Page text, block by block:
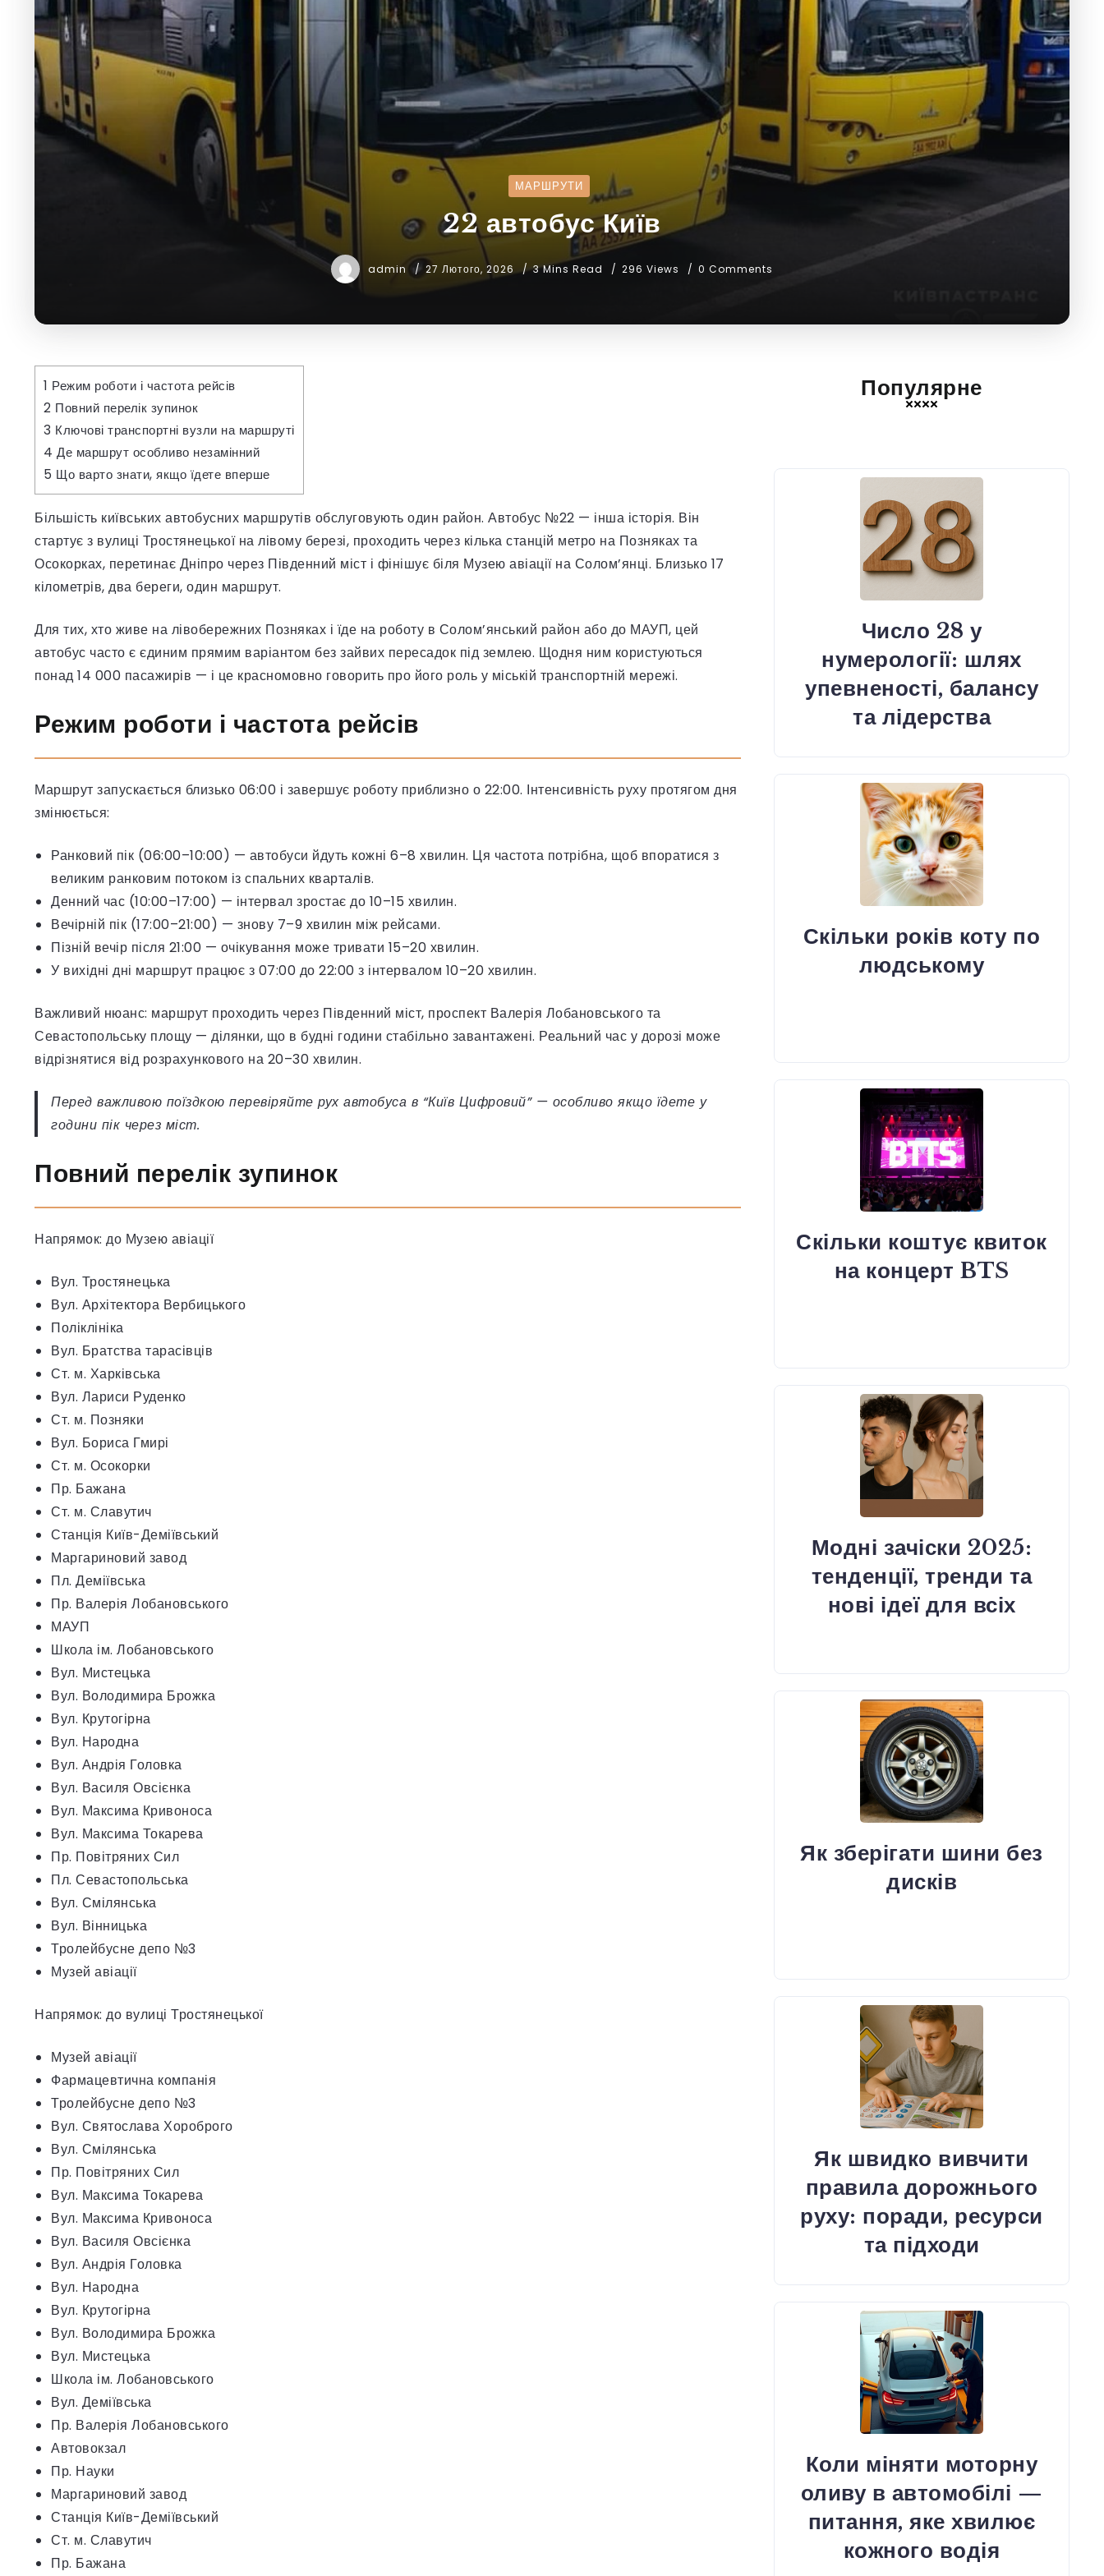
МАРШРУТИ
22 автобус Київ
admin 27 Лютого, 2026 3 Mins Read 296 Views 0 Comments
1 Режим роботи і частота рейсів
2 Повний перелік зупинок
3 Ключові транспортні вузли на маршруті
4 Де маршрут особливо незамінний
5 Що варто знати, якщо їдете вперше
Більшість київських автобусних маршрутів обслуговують один район. Автобус №22 — інша історія. Він
стартує з вулиці Тростянецької на лівому березі, проходить через кілька станцій метро на Позняках та
Осокорках, перетинає Дніпро через Південний міст і фінішує біля Музею авіації на Солом’янці. Близько 17
кілометрів, два береги, один маршрут.
Для тих, хто живе на лівобережних Позняках і їде на роботу в Солом’янський район або до МАУП, цей
автобус часто є єдиним прямим варіантом без зайвих пересадок під землею. Щодня ним користуються
понад 14 000 пасажирів — і це красномовно говорить про його роль у міській транспортній мережі.
Режим роботи і частота рейсів
Маршрут запускається близько 06:00 і завершує роботу приблизно о 22:00. Інтенсивність руху протягом дня
змінюється:
Ранковий пік (06:00–10:00) — автобуси йдуть кожні 6–8 хвилин. Ця частота потрібна, щоб впоратися з
великим ранковим потоком із спальних кварталів.
Денний час (10:00–17:00) — інтервал зростає до 10–15 хвилин.
Вечірній пік (17:00–21:00) — знову 7–9 хвилин між рейсами.
Пізній вечір після 21:00 — очікування може тривати 15–20 хвилин.
У вихідні дні маршрут працює з 07:00 до 22:00 з інтервалом 10–20 хвилин.
Важливий нюанс: маршрут проходить через Південний міст, проспект Валерія Лобановського та
Севастопольську площу — ділянки, що в будні години стабільно завантажені. Реальний час у дорозі може
відрізнятися від розрахункового на 20–30 хвилин.
Перед важливою поїздкою перевіряйте рух автобуса в “Київ Цифровий” — особливо якщо їдете у
години пік через міст.
Повний перелік зупинок
Напрямок: до Музею авіації
Вул. Тростянецька
Вул. Архітектора Вербицького
Поліклініка
Вул. Братства тарасівців
Ст. м. Харківська
Вул. Лариси Руденко
Ст. м. Позняки
Вул. Бориса Гмирі
Ст. м. Осокорки
Пр. Бажана
Ст. м. Славутич
Станція Київ-Деміївський
Маргариновий завод
Пл. Деміївська
Пр. Валерія Лобановського
МАУП
Школа ім. Лобановського
Вул. Мистецька
Вул. Володимира Брожка
Вул. Крутогірна
Вул. Народна
Вул. Андрія Головка
Вул. Василя Овсієнка
Вул. Максима Кривоноса
Вул. Максима Токарева
Пр. Повітряних Сил
Пл. Севастопольська
Вул. Смілянська
Вул. Вінницька
Тролейбусне депо №3
Музей авіації
Напрямок: до вулиці Тростянецької
Музей авіації
Фармацевтична компанія
Тролейбусне депо №3
Вул. Святослава Хороброго
Вул. Смілянська
Пр. Повітряних Сил
Вул. Максима Токарева
Вул. Максима Кривоноса
Вул. Василя Овсієнка
Вул. Андрія Головка
Вул. Народна
Вул. Крутогірна
Вул. Володимира Брожка
Вул. Мистецька
Школа ім. Лобановського
Вул. Деміївська
Пр. Валерія Лобановського
Автовокзал
Пр. Науки
Маргариновий завод
Станція Київ-Деміївський
Ст. м. Славутич
Пр. Бажана
Популярне
Число 28 у
нумерології: шлях
упевненості, балансу
та лідерства
Скільки років коту по
людському
Скільки коштує квиток
на концерт BTS
Модні зачіски 2025:
тенденції, тренди та
нові ідеї для всіх
Як зберігати шини без
дисків
Як швидко вивчити
правила дорожнього
руху: поради, ресурси
та підходи
Коли міняти моторну
оливу в автомобілі —
питання, яке хвилює
кожного водія